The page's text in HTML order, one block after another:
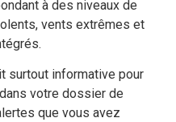
à des niveaux de
vents extrêmes et
surtout informative pour
votre dossier de
que vous avez